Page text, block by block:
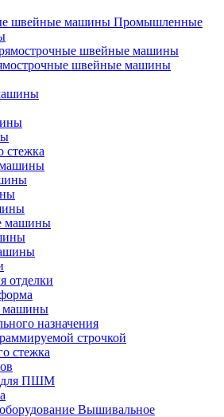
Промышленные
швейные машины
швейные машины
машины
отделки
машины
назначения
строчкой
стежка
для ПШМ
Вышивальное